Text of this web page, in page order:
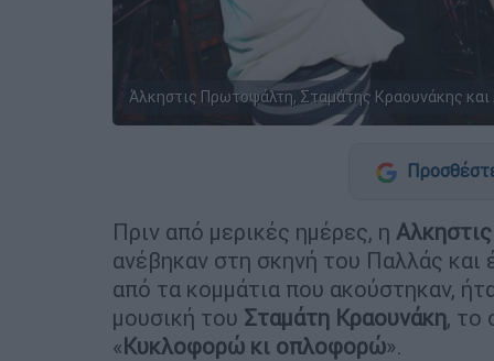
Άλκηστις Πρωτοψάλτη, Σταμάτης Κραουνάκης
Πριν από μερικές ημέρες, η
ανέβηκαν στη σκηνή του Παλλάς και
από τα κομμάτια που ακούστηκαν,
μουσική του Σταμάτη Κραουνάκη, το
«Κυκλοφορώ κι οπλοφορώ».